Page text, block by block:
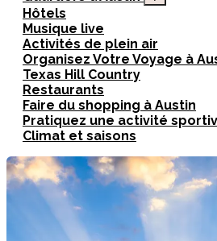
Hôtels
Musique live
Activités de plein air
Organisez Votre Voyage à
Texas Hill Country
Restaurants
Faire du shopping à Austin
Pratiquez une activité
Climat et saisons